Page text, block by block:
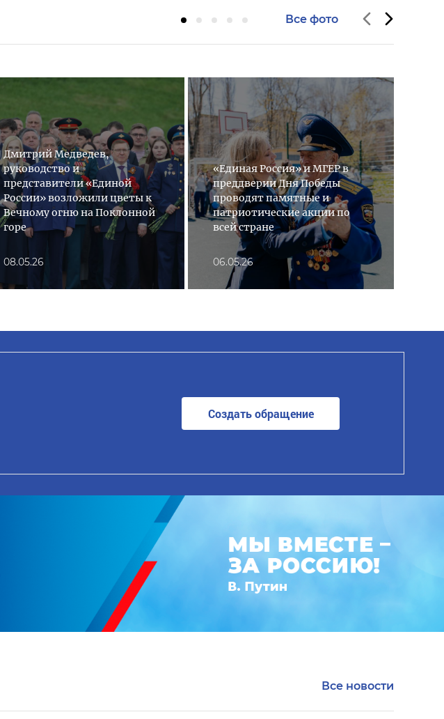
Все фото
Дмитрий Медведев,
руководство и
представители «Единой
России» возложили цветы к
Вечному огню на Поклонной
горе
08.05.26
«Единая Россия» и МГЕР в
преддверии Дня Победы
проводят памятные и
патриотические акции по
всей стране
06.05.26
Создать обращение
Все новости